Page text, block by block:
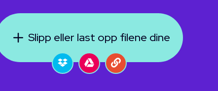
Slipp eller last opp filene dine